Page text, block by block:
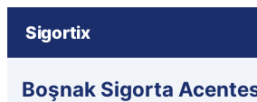
Sigortix
Boşnak Sigorta